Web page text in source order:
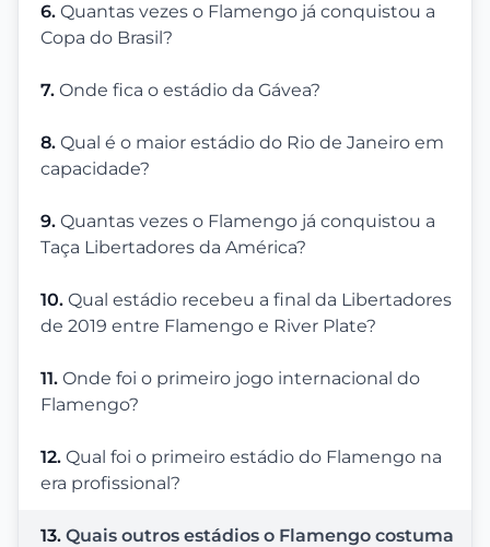
6. Quantas vezes o Flamengo já conquistou a
Copa do Brasil?
7. Onde fica o estádio da Gávea?
8. Qual é o maior estádio do Rio de Janeiro em
capacidade?
9. Quantas vezes o Flamengo já conquistou a
Taça Libertadores da América?
10. Qual estádio recebeu a final da Libertadores
de 2019 entre Flamengo e River Plate?
11. Onde foi o primeiro jogo internacional do
Flamengo?
12. Qual foi o primeiro estádio do Flamengo na
era profissional?
13. Quais outros estádios o Flamengo costuma